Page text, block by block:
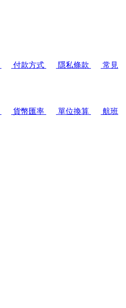
付款方式 隱私條款
常見
貨幣匯率 單位換算
航班